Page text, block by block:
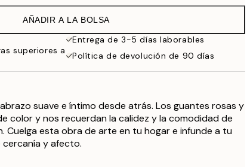
38 €
AÑADIR A LA BOLSA
Entrega de 3-5 días laborables
superiores a
Política de devolución de 90 días
suave e íntimo desde atrás. Los guantes rosas y
color y nos recuerdan la calidez y la comodidad de
Cuelga esta obra de arte en tu hogar e infunde a tu
cercanía y afecto.